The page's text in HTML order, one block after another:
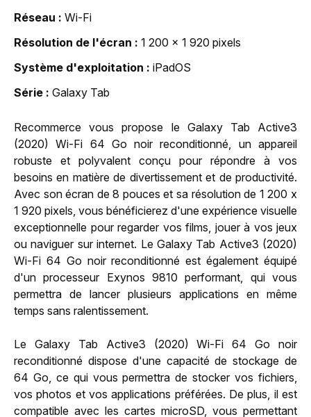
Réseau
Wi-Fi
Résolution de l'écran
1 200 x 1 920 pixels
Système d'exploitation
iPadOS
Série
Galaxy Tab
Recommerce vous propose le Galaxy Tab Active3
(2020) Wi-Fi 64 Go noir reconditionné, un appareil
robuste et polyvalent conçu pour répondre à vos
besoins en matière de divertissement et de productivité.
Avec son écran de 8 pouces et sa résolution de 1 200 x
1 920 pixels, vous bénéficierez d'une expérience visuelle
exceptionnelle pour regarder vos films, jouer à vos jeux
ou naviguer sur internet. Le Galaxy Tab Active3 (2020)
Wi-Fi 64 Go noir reconditionné est également équipé
d'un processeur Exynos 9810 performant, qui vous
permettra de lancer plusieurs applications en même
temps sans ralentissement.
Le Galaxy Tab Active3 (2020) Wi-Fi 64 Go noir
reconditionné dispose d'une capacité de stockage de
64 Go, ce qui vous permettra de stocker vos fichiers,
vos photos et vos applications préférées. De plus, il est
compatible avec les cartes microSD, vous permettant